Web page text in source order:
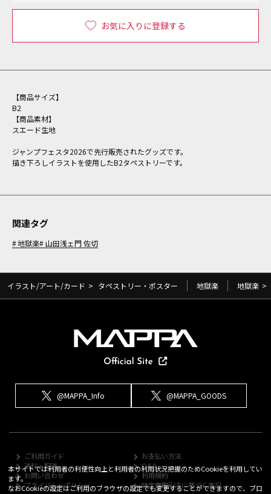
お気に入りに登録する
【商品サイズ】
B2
【商品素材】
スエード生地
ジャンプフェスタ2026で先行販売されたグッズです。
描き下ろしイラストを使用したB2タペストリーです。
関連タグ
地獄楽 山田浅ェ門 佐切
イラスト/アート/カード > タペストリー・ポスター 地獄楽 地獄楽 >
@MAPPA_Info @MAPPA_GOODS
ご利用ガイド
お支払い方法
送料・配送
Q&A
お問い合わせ
利用規約
プライバシーポリシー
特定商取引法に基づく表記
本サイトでは利用者の利便性向上と利用者の利用状況把握のためCookieを利用してい
ます。
なおCookieの設定はご利用のブラウザの設定でも変更することができますので、ブロ